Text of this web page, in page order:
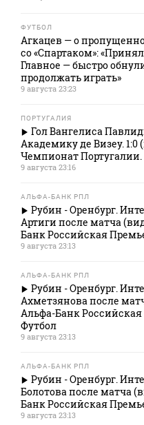
ФУТБОЛ
Агкацев — о
со «Спартаком»:
Главное — быстро
продолжать играть»
9 августа 23:23
ПОРТУГАЛИЯ
Гол Вангелиса
Академику де Визеу. 1:0
Чемпионат Португалии.
9 августа 23:16
АЛЬФА-БАНК РПЛ
Рубин - Оренбург.
Артиги после матча
Банк Российская
9 августа 23:13
АЛЬФА-БАНК РПЛ
Рубин - Оренбург.
Ахметзянова после
Альфа-Банк
Футбол
9 августа 23:13
АЛЬФА-БАНК РПЛ
Рубин - Оренбург.
Болотова после матча
Банк Российская
9 августа 23:13